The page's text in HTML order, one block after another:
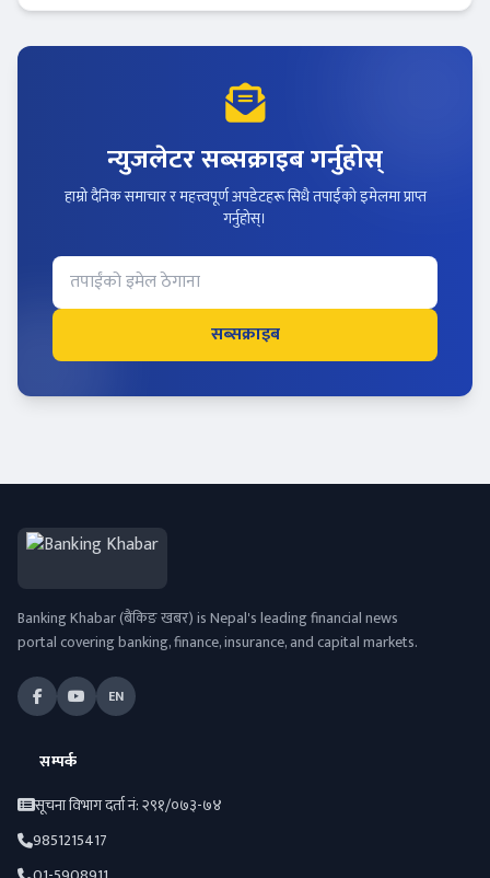
न्युजलेटर सब्सक्राइब गर्नुहोस्
हाम्रो दैनिक समाचार र महत्त्वपूर्ण अपडेटहरू सिधै तपाईंको इमेलमा प्राप्त
गर्नुहोस्।
सब्सक्राइब
Banking Khabar (बैंकिङ खबर) is Nepal's leading financial news
portal covering banking, finance, insurance, and capital markets.
EN
सम्पर्क
सूचना विभाग दर्ता नं: २९१/०७३-७४
9851215417